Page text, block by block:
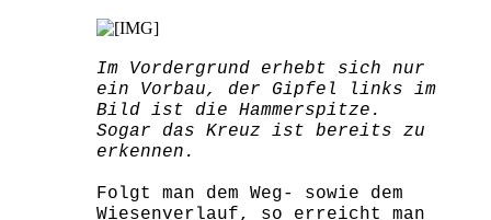
Im Vordergrund erhebt sich nur
ein Vorbau, der Gipfel links im
Bild ist die Hammerspitze.
Sogar das Kreuz ist bereits zu
erkennen.
Folgt man dem Weg- sowie dem
Wiesenverlauf, so erreicht man